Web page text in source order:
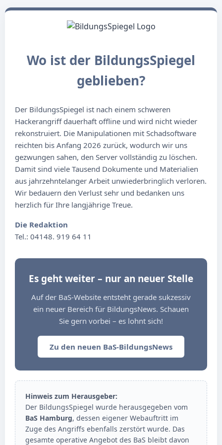
Wo ist der BildungsSpiegel
geblieben?
Der BildungsSpiegel ist nach einem schweren
Hackerangriff dauerhaft offline und wird nicht wieder
rekonstruiert. Die Manipulationen mit Schadsoftware
reichten bis Anfang 2026 zurück, wodurch wir uns
gezwungen sahen, den Server vollständig zu löschen.
Damit sind viele Tausend Dokumente und Materialien
aus jahrzehntelanger Arbeit unwiederbringlich verloren.
Wir bedauern den Verlust sehr und bedanken uns
herzlich für Ihre langjährige Treue.
Die Redaktion
Tel.: 04148. 919 64 11
Es geht weiter – nur an neuer Stelle
Auf der BaS-Website entsteht gerade sukzessiv
ein neuer Bereich für BildungsNews. Schauen
Sie gern vorbei – es lohnt sich!
Zu den neuen BaS-BildungsNews
Hinweis zum Herausgeber:
Der BildungsSpiegel wurde herausgegeben vom
BaS Hamburg, dessen eigener Webauftritt im
Zuge des Angriffs ebenfalls zerstört wurde. Das
gesamte operative Angebot des BaS bleibt davon